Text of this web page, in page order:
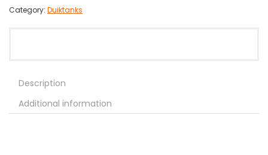
Category: Duiktanks
Description
Additional information